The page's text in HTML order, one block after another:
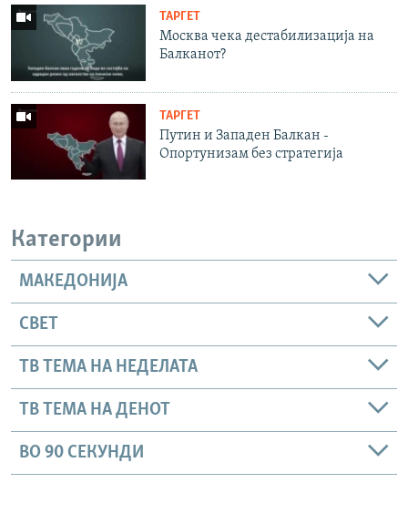
ТАРГЕТ
Москва чека дестабилизација на
Балканот?
ТАРГЕТ
Путин и Западен Балкан -
Опортунизам без стратегија
Категории
МАКЕДОНИЈА
СВЕТ
ТВ ТЕМА НА НЕДЕЛАТА
ТВ ТЕМА НА ДЕНОТ
ВО 90 СЕКУНДИ